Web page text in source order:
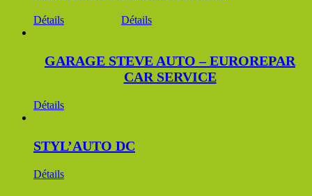
Détails Détails
GARAGE STEVE AUTO – EUROREPAR
CAR SERVICE
Détails
STYL’AUTO DC
Détails